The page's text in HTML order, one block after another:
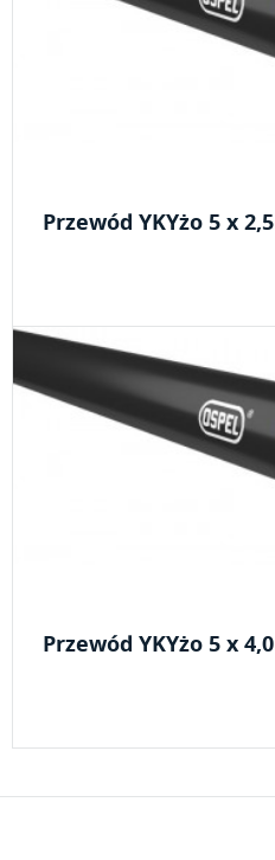
Przewód YKYżo 5 x 2,5
Przewód YKYżo 5 x 4,0